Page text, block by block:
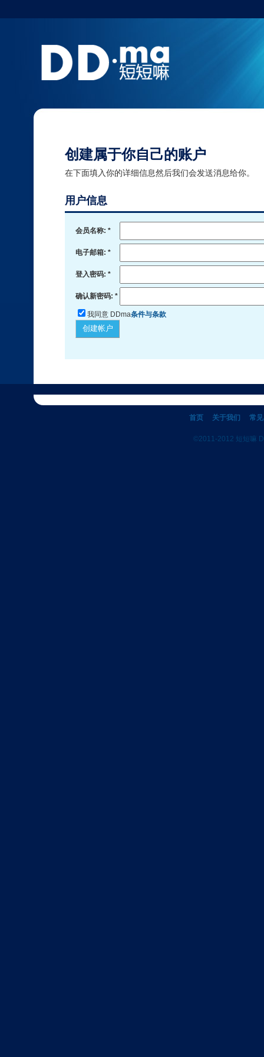
创建属于你自己的账户
在下面填入你的详细信息然后我们会发送消息给你。
用户信息
会员名称: *
电子邮箱: *
登入密码: *
确认新密码: *
我同意 DDma条件与条款
创建帐户
首页 关于我们 常
©2011-2012 短短嘛